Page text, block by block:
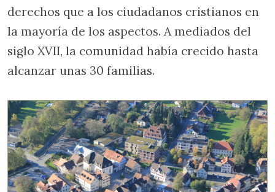
derechos que a los ciudadanos cristianos en
la mayoría de los aspectos. A mediados del
siglo XVII, la comunidad había crecido hasta
alcanzar unas 30 familias.